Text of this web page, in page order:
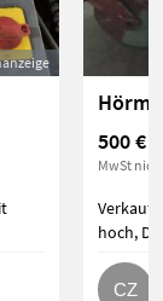
500 €
MwSt
hoch,